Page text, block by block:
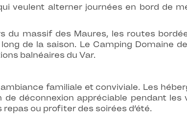
veulent alterner journées en bord de
du massif des Maures, les routes
de la saison. Le Camping Domaine
balnéaires du Var.
familiale et conviviale. Les
déconnexion appréciable pendant les
ou profiter des soirées d’été.